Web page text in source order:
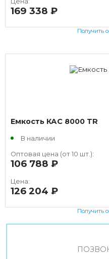
169 338
Получить
Емкость КАС 8000 TR
В наличии
Оптовая цена (от 10 шт.):
106 788
Цена:
126 204
Получить